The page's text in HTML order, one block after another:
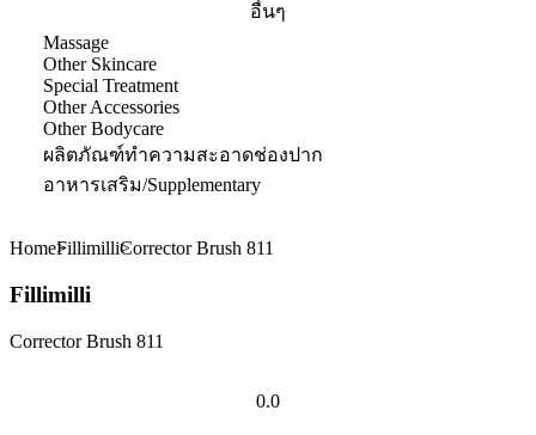
อื่นๆ
Massage
Other Skincare
Special Treatment
Other Accessories
Other Bodycare
ผลิตภัณฑ์ทำความสะอาดช่องปาก
อาหารเสริม/Supplementary
HomeFillimilliCorrector Brush 811
Fillimilli
Corrector Brush 811
0.0